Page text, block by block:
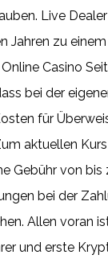
Live
Jahren zu
Casino
bei der
für
aktuellen
Gebühr von bis
bei der
Allen voran
und erste